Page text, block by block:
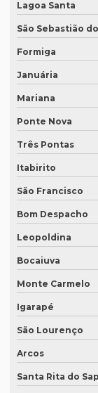
Empresa de
Empresa de
Empresa de
Empresa de
Empresa de
Empresa de
Empresa de
Empresa de
Empresa de
Empresa tradução
Empresa de
Empresa de
Empresa de
Empresa de
Lagoa Santa
São Sebastião
Formiga
Januária
Mariana
Ponte Nova
Três Pontas
Itabirito
São Francisco
Bom Despacho
Leopoldina
Bocaiuva
Monte Carmelo
Igarapé
São Lourenço
Arcos
Santa Rita do